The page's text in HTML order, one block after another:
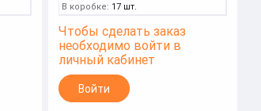
В коробке: 17 шт.
Чтобы сделать заказ
необходимо войти в
личный кабинет
Войти